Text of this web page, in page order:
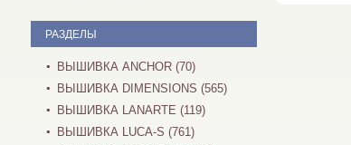
РАЗДЕЛЫ
ВЫШИВКА ANCHOR (70)
ВЫШИВКА DIMENSIONS (565)
ВЫШИВКА LANARTE (119)
ВЫШИВКА LUCA-S (761)